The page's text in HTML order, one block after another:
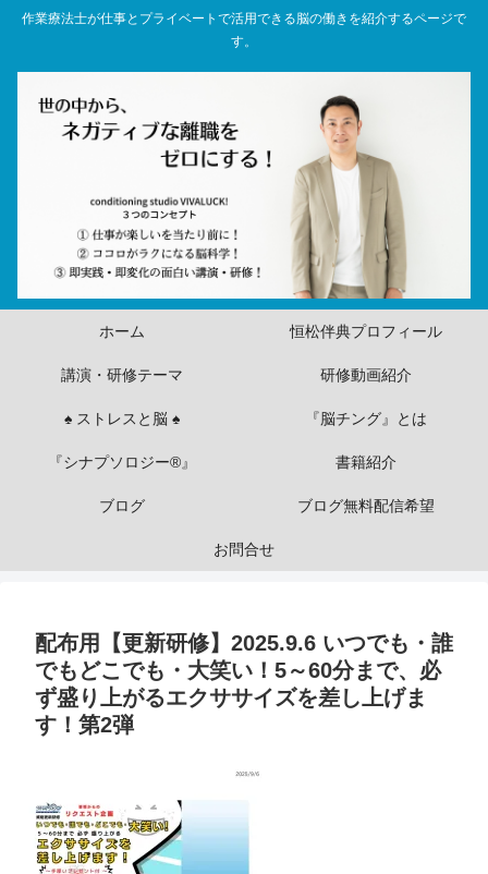
作業療法士が仕事とプライベートで活用できる脳の働きを紹介するページで
す。
ホーム 恒松伴典プロフィール
講演・研修テーマ 研修動画紹介
♠ ストレスと脳 ♠ 『脳チング』とは
『シナプソロジー®』 書籍紹介
ブログ ブログ無料配信希望
お問合せ
配布用【更新研修】2025.9.6 いつでも・誰
でもどこでも・大笑い！5～60分まで、必
ず盛り上がるエクササイズを差し上げま
す！第2弾